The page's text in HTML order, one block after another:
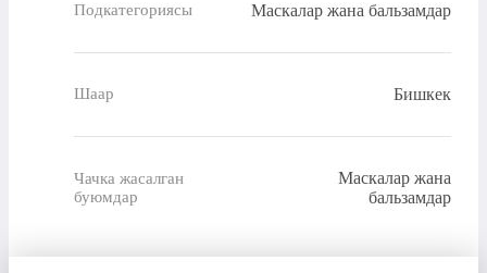
Подкатегориясы Маскалар жана бальзамдар
Шаар Бишкек
Чачка жасалган
буюмдар
Маскалар жана
бальзамдар